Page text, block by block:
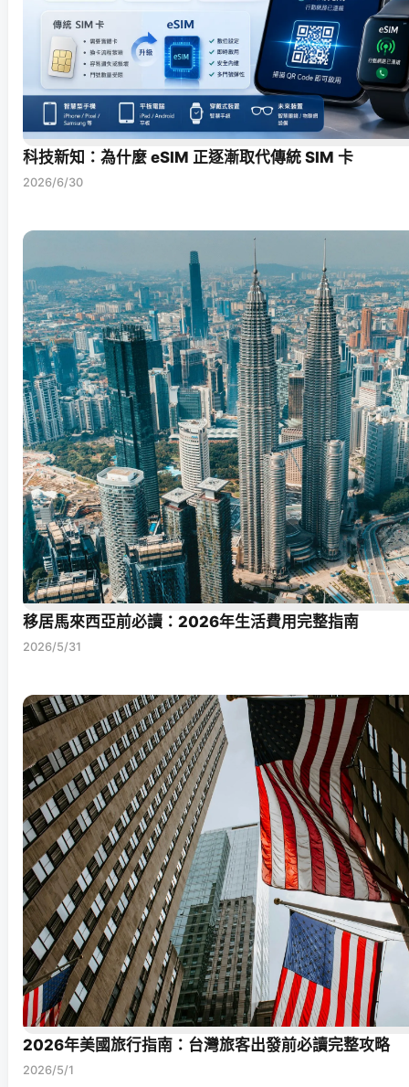
科技新知：為什麼 eSIM 正逐漸取代傳統 SIM 卡
2026/6/30
移居馬來西亞前必讀：2026年生活費用完整指南
2026/5/31
2026年美國旅行指南：台灣旅客出發前必讀完整攻略
2026/5/1